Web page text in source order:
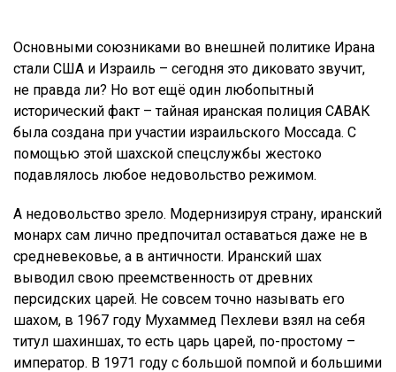
Основными союзниками во внешней политике Ирана
стали США и Израиль – сегодня это диковато звучит,
не правда ли? Но вот ещё один любопытный
исторический факт – тайная иранская полиция САВАК
была создана при участии израильского Моссада. С
помощью этой шахской спецслужбы жестоко
подавлялось любое недовольство режимом.
А недовольство зрело. Модернизируя страну, иранский
монарх сам лично предпочитал оставаться даже не в
средневековье, а в античности. Иранский шах
выводил свою преемственность от древних
персидских царей. Не совсем точно называть его
шахом, в 1967 году Мухаммед Пехлеви взял на себя
титул шахиншах, то есть царь царей, по-простому –
император. В 1971 году с большой помпой и большими